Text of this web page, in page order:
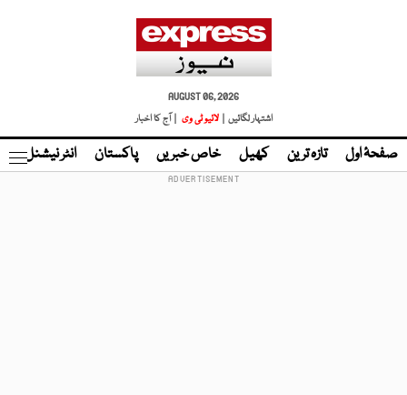
AUGUST 06, 2026
اشتہار لگائیں |
لائیو ٹی وی | آج کا اخبار
صفحۂ اول تازہ ترین کھیل خاص خبریں پاکستان انٹر نیشنل